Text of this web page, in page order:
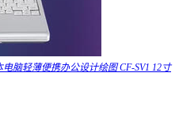
电脑轻薄便携办公设计绘图 CF-SV1 12寸